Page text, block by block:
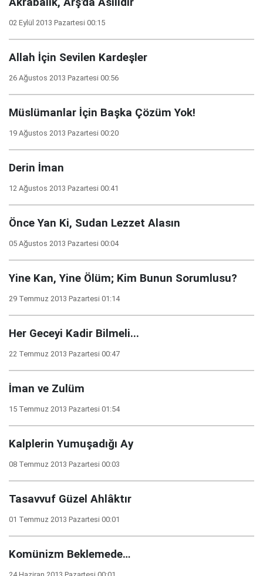
02 Eylül 2013 Pazartesi 00:15
Allah İçin Sevilen Kardeşler
26 Ağustos 2013 Pazartesi 00:56
Müslümanlar İçin Başka Çözüm Yok!
19 Ağustos 2013 Pazartesi 00:20
Derin İman
12 Ağustos 2013 Pazartesi 00:41
Önce Yan Ki, Sudan Lezzet Alasın
05 Ağustos 2013 Pazartesi 00:04
Yine Kan, Yine Ölüm; Kim Bunun Sorumlusu?
29 Temmuz 2013 Pazartesi 01:14
Her Geceyi Kadir Bilmeli...
22 Temmuz 2013 Pazartesi 00:47
İman ve Zulüm
15 Temmuz 2013 Pazartesi 01:54
Kalplerin Yumuşadığı Ay
08 Temmuz 2013 Pazartesi 00:03
Tasavvuf Güzel Ahlâktır
01 Temmuz 2013 Pazartesi 00:01
Komünizm Beklemede…